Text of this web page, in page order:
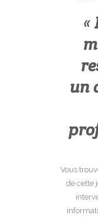
«
un
Vous
de cette